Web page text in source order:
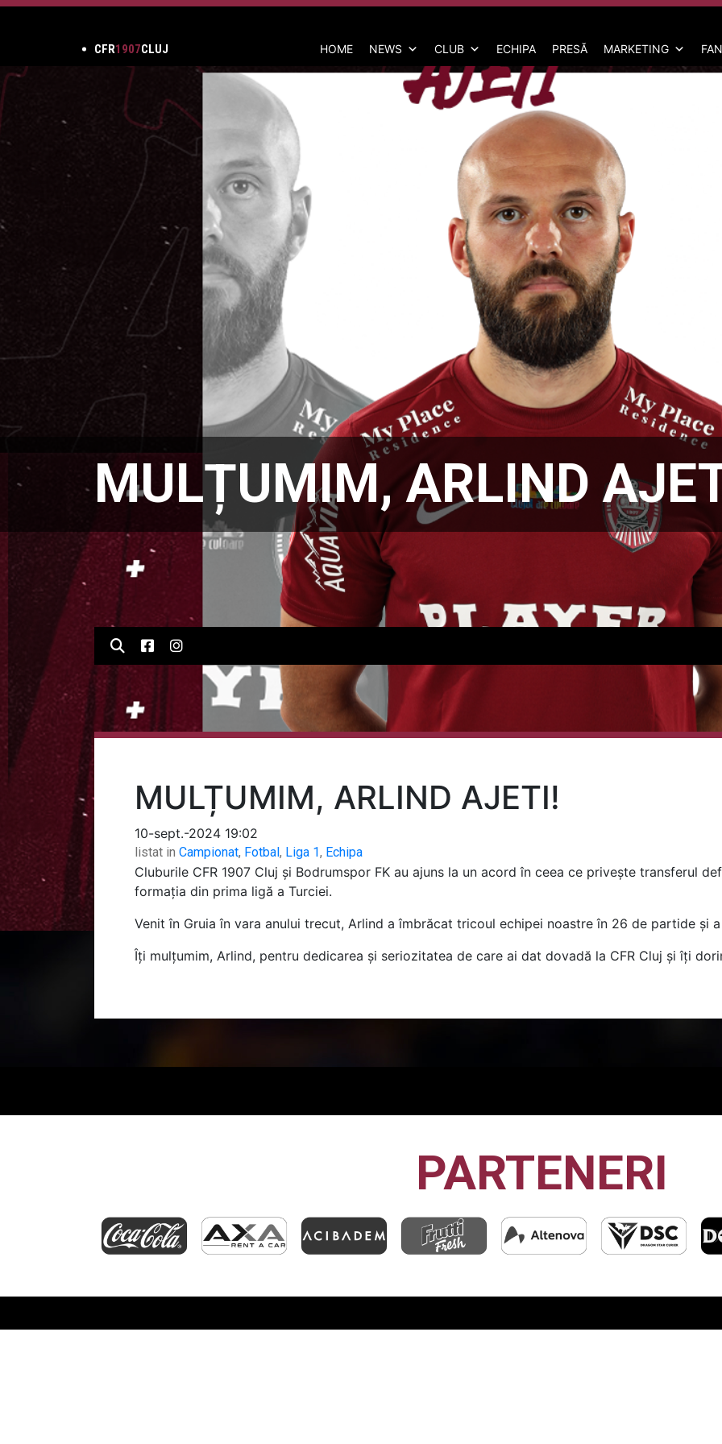
CFR1907CLUJ HOME NEWS CLUB ECHIPA PRESĂ MARKETING
MULȚUMIM, ARLIND
MULȚUMIM, ARLIND AJETI!
10-sept.-2024 19:02
listat in Campionat, Fotbal, Liga 1, Echipa
Cluburile CFR 1907 Cluj și Bodrumspor FK au ajuns la un acord în ceea ce privește transferul
formația din prima ligă a Turciei.
Venit în Gruia în vara anului trecut, Arlind a îmbrăcat tricoul echipei noastre în 26 de partide și
Îți mulțumim, Arlind, pentru dedicarea și seriozitatea de care ai dat dovadă la CFR Cluj și îți
PARTENERI